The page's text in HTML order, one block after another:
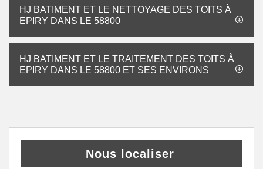
HJ BATIMENT ET LE NETTOYAGE DES TOITS À
EPIRY DANS LE 58800
HJ BATIMENT ET LE TRAITEMENT DES TOITS À
EPIRY DANS LE 58800 ET SES ENVIRONS
Nous localiser